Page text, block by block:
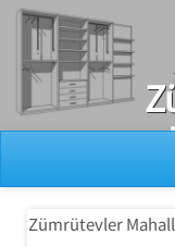
Ray Dolap Tamiri
Zümrütevler